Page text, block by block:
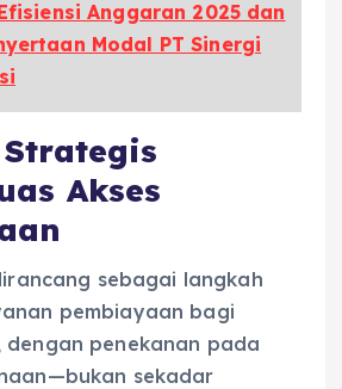
Anggaran 2025 dan
Modal PT Sinergi
Akses
sebagai langkah
pembiayaan bagi
dengan penekanan pada
sekadar